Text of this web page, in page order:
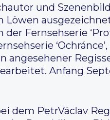
und
Löwen
Fernsehserie
angesehener
Anfang
dem PetrVáclav